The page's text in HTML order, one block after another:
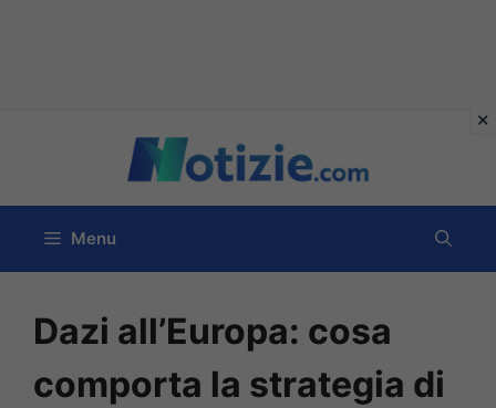
contenuto
Menu
Dazi all’Europa: cosa
comporta la strategia di